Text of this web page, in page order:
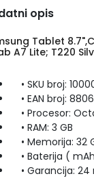
opis
Tablet
A7 Lite; T220
• SKU broj:
• EAN broj:
• Procesor:
• RAM: 3 GB
• Memorija: 32
• Baterija (
• Garancija: 24